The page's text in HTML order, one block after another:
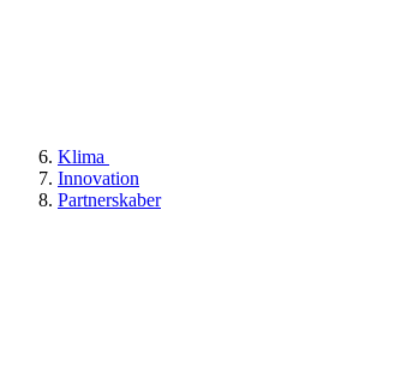
Klima
Innovation
Partnerskaber